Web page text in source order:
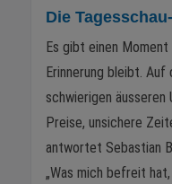
Die
Es gibt einen
Erinnerung bleibt.
schwierigen
Preise, unsichere
antwortet Sebastian
„Was mich befreit